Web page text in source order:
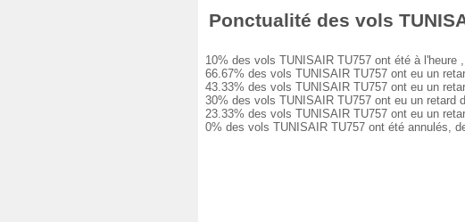
Ponctualité des vols
10% des vols TUNISAIR TU757 ont été à l'heure
66.67% des vols TUNISAIR TU757 ont eu un
43.33% des vols TUNISAIR TU757 ont eu un
30% des vols TUNISAIR TU757 ont eu un retard
23.33% des vols TUNISAIR TU757 ont eu un
0% des vols TUNISAIR TU757 ont été annulés,